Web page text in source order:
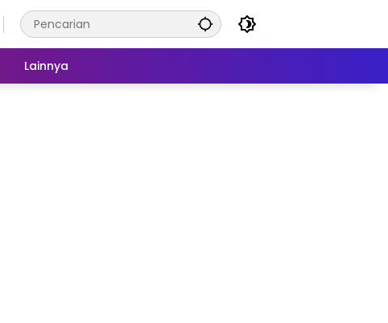
Lainnya